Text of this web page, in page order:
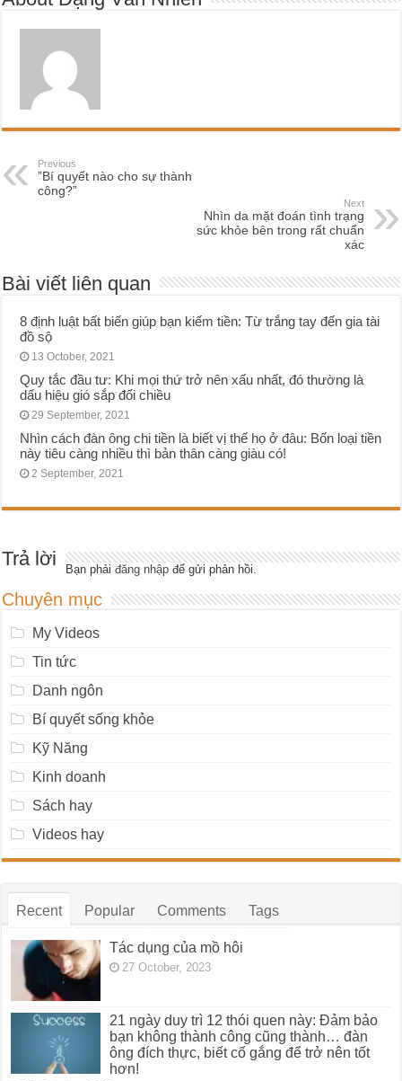
Previous
”Bí quyết nào cho sự thành
công?”
Next
Nhìn da mặt đoán tình trạng
sức khỏe bên trong rất chuẩn
xác
Bài viết liên quan
8 định luật bất biến giúp bạn kiếm tiền: Từ trắng tay đến gia tài
đồ sộ
13 October, 2021
Quy tắc đầu tư: Khi mọi thứ trở nên xấu nhất, đó thường là
dấu hiệu gió sắp đổi chiều
29 September, 2021
Nhìn cách đàn ông chi tiền là biết vị thế họ ở đâu: Bốn loại tiền
này tiêu càng nhiều thì bản thân càng giàu có!
2 September, 2021
Trả lời Bạn phảiđăng nhập để gửi phản hồi.
Chuyên mục
My Videos
Tin tức
Danh ngôn
Bí quyết sống khỏe
Kỹ Năng
Kinh doanh
Sách hay
Videos hay
Recent Popular Comments Tags
Tác dụng của mồ hôi
27 October, 2023
21 ngày duy trì 12 thói quen này: Đảm bảo
bạn không thành công cũng thành… đàn
ông đích thực, biết cố gắng để trở nên tốt
hơn!